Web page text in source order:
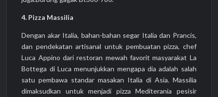
4. Pizza Massilia
Dengan akar Italia, bahan-bahan segar Italia dan Prancis,
dan pendekatan artisanal untuk pembuatan pizza, chef
Luca Appino dari restoran mewah favorit masyarakat La
Bottega di Luca menunjukkan mengapa dia adalah salah
satu pembawa standar masakan Italia di Asia. Massilia
dimaksudkan untuk menjadi pizza Mediterania pesisir